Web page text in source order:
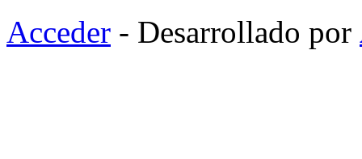
Acceder - Desarrollado por